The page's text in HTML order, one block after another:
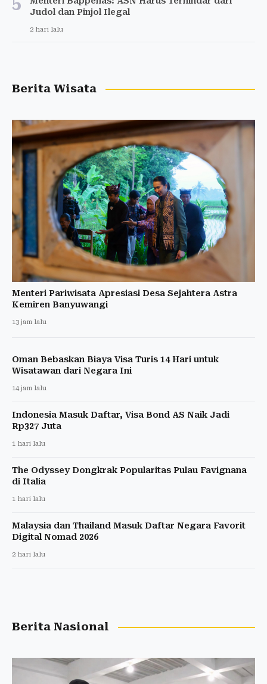
Judol dan Pinjol Ilegal
2 hari lalu
Berita Wisata
Menteri Pariwisata Apresiasi Desa Sejahtera Astra
Kemiren Banyuwangi
13 jam lalu
Oman Bebaskan Biaya Visa Turis 14 Hari untuk
Wisatawan dari Negara Ini
14 jam lalu
Indonesia Masuk Daftar, Visa Bond AS Naik Jadi
Rp327 Juta
1 hari lalu
The Odyssey Dongkrak Popularitas Pulau Favignana
di Italia
1 hari lalu
Malaysia dan Thailand Masuk Daftar Negara Favorit
Digital Nomad 2026
2 hari lalu
Berita Nasional